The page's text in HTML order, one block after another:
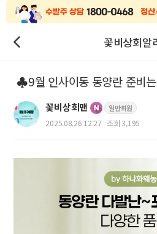
꽃비상회알
♣9월 인사이동 동양란 준비
꽃비상회맨 일반회원
2025.08.26 12:27 조회 3,195